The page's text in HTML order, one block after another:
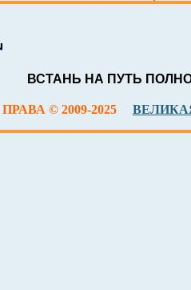
ВСТАНЬ НА ПУТЬ
© 2009-2025